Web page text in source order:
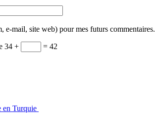
e-mail, site web) pour mes futurs commentaires.
34 + = 42
en Turquie